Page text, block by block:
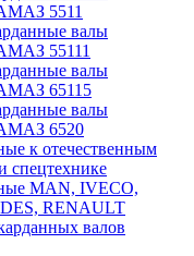
5511
валы
55111
валы
65115
валы
6520
к отечественным
спецтехнике
MAN, IVECO,
RENAULT
валов